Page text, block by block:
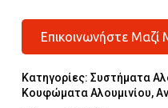
Επικοινωνήστε Μαζί
Κατηγορίες: Συστήματα
Κουφώματα Αλουμινίου,